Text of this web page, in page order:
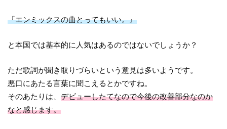
『エンミックスの曲とってもいい。』
と本国では基本的に人気はあるのではないでしょうか？
ただ歌詞が聞き取りづらいという意見は多いようです。
悪口にあたる言葉に聞こえるとかですね。
そのあたりは、デビューしたてなので今後の改善部分なのか
なと感じます。